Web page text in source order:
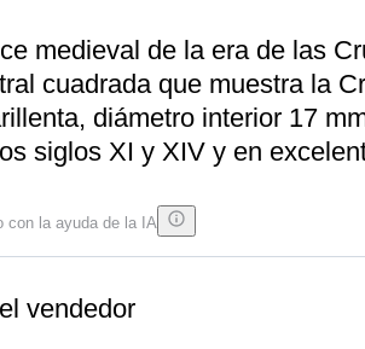
medieval de la era de las
cuadrada que muestra la
diámetro interior 17
siglos XI y XIV y en
con la ayuda de la IA
vendedor